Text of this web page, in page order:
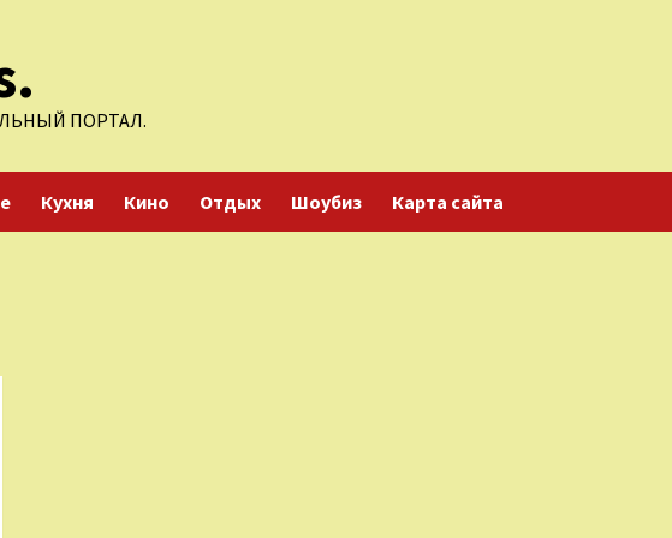
ПОРТАЛ.
Кухня Кино Отдых Шоубиз Карта сайта